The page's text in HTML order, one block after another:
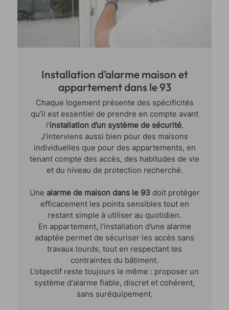
Installation d’alarme maison et
appartement dans le 93
Chaque logement présente des spécificités
qu’il est essentiel de prendre en compte avant
l’installation d’un système de sécurité.
J’interviens aussi bien pour des maisons
individuelles que pour des appartements, en
tenant compte des accès, des habitudes de vie
et du niveau de protection recherché.
Une alarme de maison dans le 93 doit protéger
efficacement les points sensibles tout en
restant simple à utiliser au quotidien.
En appartement, l’installation d’une alarme
adaptée permet de sécuriser les accès sans
travaux lourds, tout en respectant les
contraintes du bâtiment.
L’objectif reste toujours le même : proposer un
système d'alarme fiable, discret et cohérent,
sans suréquipement.